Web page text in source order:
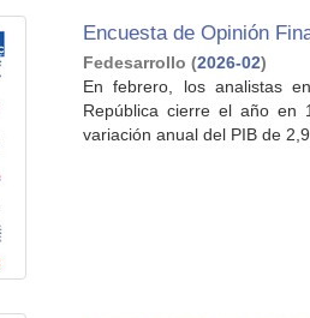
Encuesta de Opinión
Fedesarrollo (2026-02)
En febrero, los analistas
República cierre el año en
variación anual del PIB de